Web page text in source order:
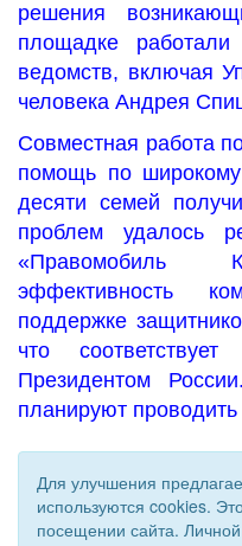
решения
площадке работали
ведомств, включая
человека Андрея
Совместная работа
помощь по
десяти семей
проблем удалось
«Правомобиль
эффективность
поддержке
что
Президентом
планируют
Для улучшения
используются cookies.
посещении сайта.